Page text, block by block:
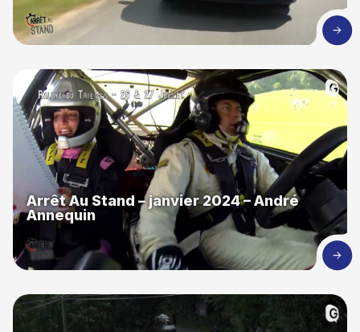
Arrêt Au Stand – janvier 2024 – André
Annequin